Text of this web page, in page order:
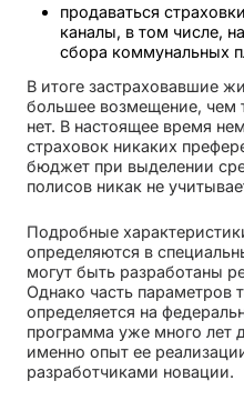
продаваться
каналы, в том числе,
сбора коммунальных
В итоге застраховавшие
большее возмещение, чем
нет. В настоящее время
страховок никаких
бюджет при выделении
полисов никак не
Подробные
определяются в
могут быть разработаны
Однако часть параметров
определяется на
программа уже много лет
именно опыт ее
разработчиками новации.